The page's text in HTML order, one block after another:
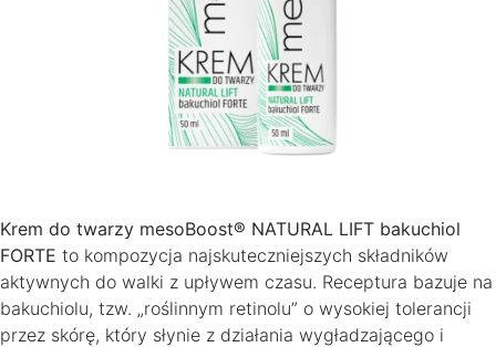
Krem do twarzy mesoBoost® NATURAL LIFT bakuchiol
FORTE to kompozycja najskuteczniejszych składników
aktywnych do walki z upływem czasu. Receptura bazuje na
bakuchiolu, tzw. „roślinnym retinolu” o wysokiej tolerancji
przez skórę, który słynie z działania wygładzającego i